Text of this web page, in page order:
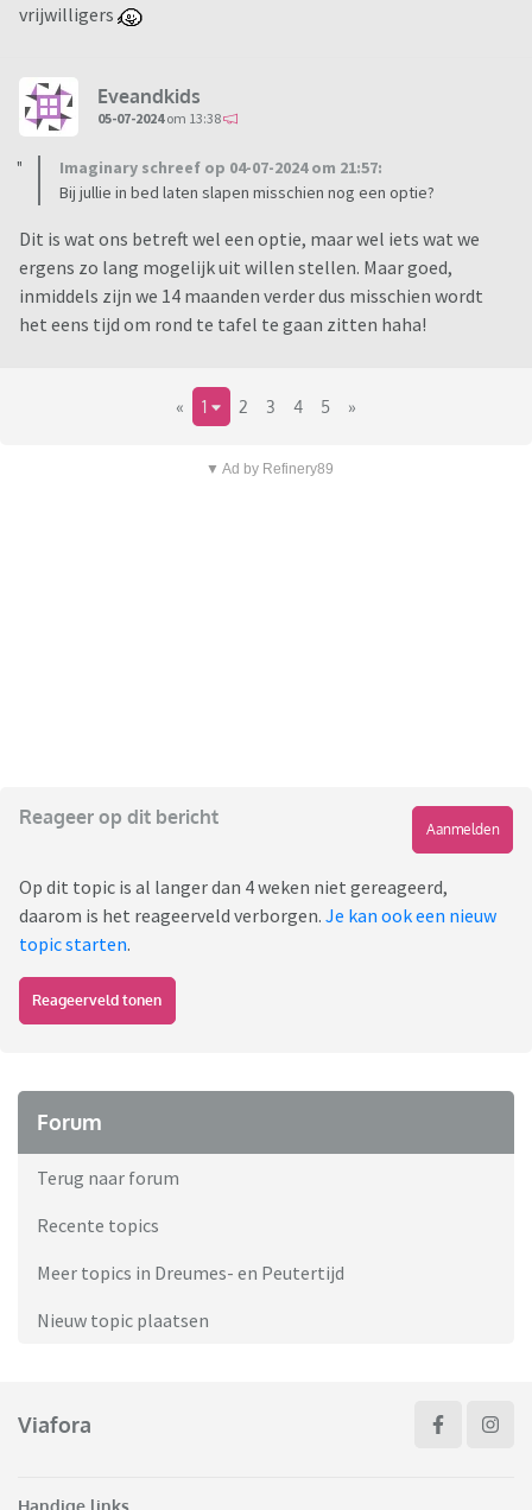
vrijwilligers
Eveandkids
05-07-2024om 13:38
Imaginary schreef op 04-07-2024 om 21:57:
Bij jullie in bed laten slapen misschien nog een optie?
Dit is wat ons betreft wel een optie, maar wel iets wat we
ergens zo lang mogelijk uit willen stellen. Maar goed,
inmiddels zijn we 14 maanden verder dus misschien wordt
het eens tijd om rond te tafel te gaan zitten haha!
« 1 2 3 4 5 »
▼ Ad by Refinery89
Reageer op dit bericht
Aanmelden
Op dit topic is al langer dan 4 weken niet gereageerd,
daarom is het reageerveld verborgen. Je kan ook een nieuw
topic starten.
Reageerveld tonen
Forum
Terug naar forum
Recente topics
Meer topics in Dreumes- en Peutertijd
Nieuw topic plaatsen
Viafora